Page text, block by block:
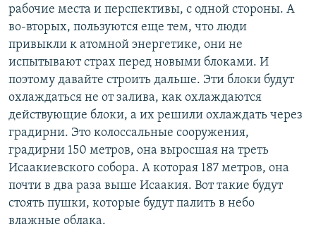
рабочие места и перспективы, с одной стороны. А
во-вторых, пользуются еще тем, что люди
привыкли к атомной энергетике, они не
испытывают страх перед новыми блоками. И
поэтому давайте строить дальше. Эти блоки будут
охлаждаться не от залива, как охлаждаются
действующие блоки, а их решили охлаждать через
градирни. Это колоссальные сооружения,
градирни 150 метров, она выросшая на треть
Исаакиевского собора. А которая 187 метров, она
почти в два раза выше Исаакия. Вот такие будут
стоять пушки, которые будут палить в небо
влажные облака.